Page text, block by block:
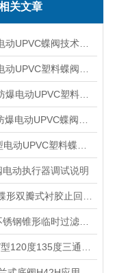
关文章
动执行器调试说明